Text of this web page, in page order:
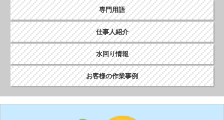
専門用語
仕事人紹介
水回り情報
お客様の作業事例